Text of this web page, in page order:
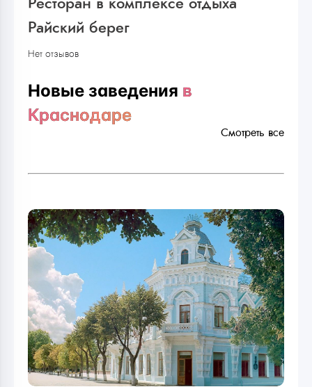
Ресторан в комплексе отдыха
Райский берег
Нет отзывов
Новые заведения в
Краснодаре
Смотреть все